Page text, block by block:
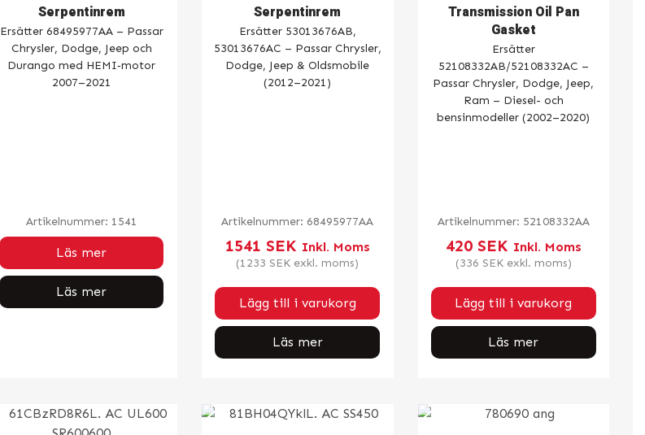
Serpentinrem
Ersätter 68495977AA – Passar
Chrysler, Dodge, Jeep och
Durango med HEMI‑motor
2007–2021
Artikelnummer: 1541
Läs mer
Läs mer
Serpentinrem
Ersätter 53013676AB,
53013676AC – Passar Chrysler,
Dodge, Jeep & Oldsmobile
(2012–2021)
Artikelnummer: 68495977AA
1541 SEK Inkl. Moms
(1233 SEK exkl. moms)
Lägg till i varukorg
Läs mer
Transmission Oil Pan
Gasket
Ersätter
52108332AB/52108332AC –
Passar Chrysler, Dodge, Jeep,
Ram – Diesel- och
bensinmodeller (2002–2020)
Artikelnummer: 52108332AA
420 SEK Inkl. Moms
(336 SEKexkl. moms)
Lägg till i varukorg
Läs mer